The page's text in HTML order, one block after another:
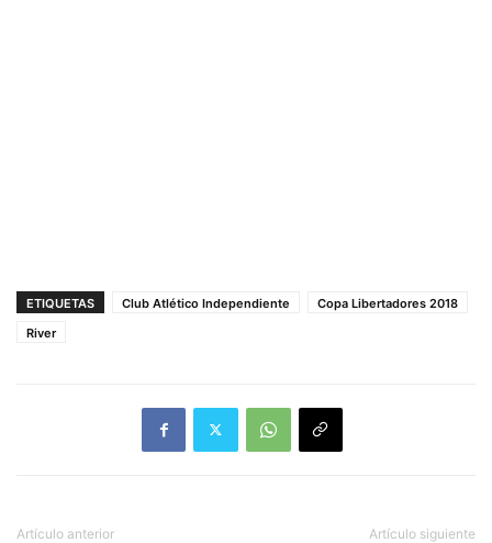
ETIQUETAS Club Atlético Independiente
Copa Libertadores 2018
River
Artículo anterior Artículo siguiente